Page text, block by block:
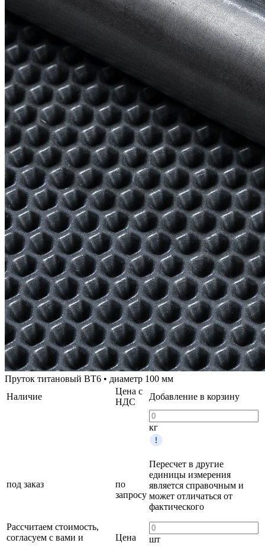
Пруток титановый ВТ6 • диаметр 100 мм
Наличие
Цена с
НДС
Добавление в корзину
под заказ
Рассчитаем стоимость,
согласуем с вами и
по
запросу
Цена
кг
Пересчет в другие
единицы измерения
является справочным и
может отличаться от
фактического
шт